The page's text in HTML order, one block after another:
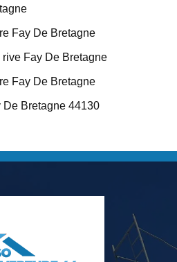
Fay De Bretagne
Fay De Bretagne
Fay De Bretagne
Bretagne 44130